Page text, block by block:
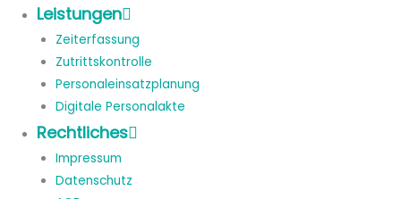
Leistungen
Zeiterfassung
Zutrittskontrolle
Personaleinsatzplanung
Digitale Personalakte
Rechtliches
Impressum
Datenschutz